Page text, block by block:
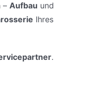
– Aufbau und
Ihres
.